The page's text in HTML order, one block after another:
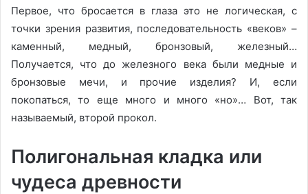
Первое, что бросается в глаза это не логическая, с
точки зрения развития, последовательность «веков» –
каменный, медный, бронзовый, железный…
Получается, что до железного века были медные и
бронзовые мечи, и прочие изделия? И, если
покопаться, то еще много и много «но»… Вот, так
называемый, второй прокол.
Полигональная кладка или
чудеса древности